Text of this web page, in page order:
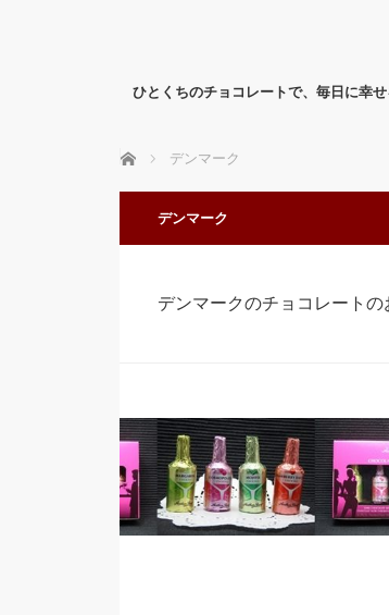
ひとくちのチョコレートで、毎日に幸
ホーム デンマーク
デンマーク
デンマークのチョコレートの